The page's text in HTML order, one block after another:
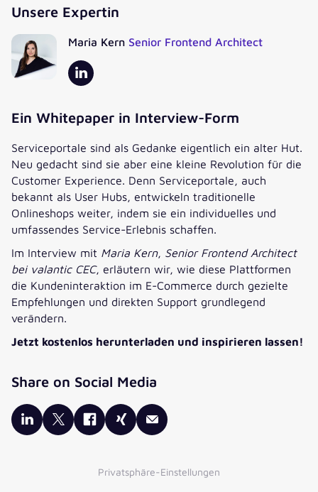
Unsere Expertin
Maria Kern Senior Frontend Architect
Ein Whitepaper in Interview-Form
Serviceportale sind als Gedanke eigentlich ein alter Hut.
Neu gedacht sind sie aber eine kleine Revolution für die
Customer Experience. Denn Serviceportale, auch
bekannt als User Hubs, entwickeln traditionelle
Onlineshops weiter, indem sie ein individuelles und
umfassendes Service-Erlebnis schaffen.
Im Interview mit Maria Kern,
Senior Frontend Architect
bei valantic CEC, erläutern wir, wie diese Plattformen
die Kundeninteraktion im E-Commerce durch gezielte
Empfehlungen und direkten Support grundlegend
verändern.
Jetzt kostenlos herunterladen und inspirieren lassen!
Share on Social Media
TITEL
VORNAME
NACHNAME*
E-MAIL*
UNTERNEHMEN
JOBBEZEICHNUNG *
Die Verarbeitung Ihrer Daten erfolgt entsprechend unserer
Datenschutzerklärung
erhalten. Setzen Sie bitte dazu das untenstehende Häkchen.
Ich möchte Informationen zu Themen, Produkten und Events
der valantic GmbH und ihren verbundenen Gesellschaften
E-Commerce, Digital Business, Customer Experience
Privatsphäre-Einstellungen